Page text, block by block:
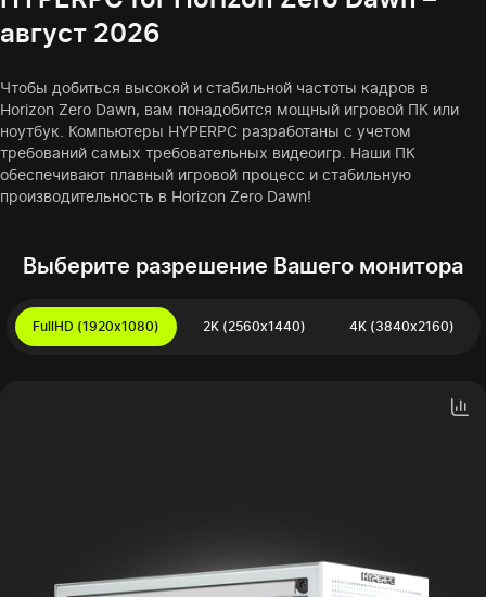
август 2026
Чтобы добиться высокой и стабильной частоты кадров в
Horizon Zero Dawn, вам понадобится мощный игровой ПК или
ноутбук. Компьютеры HYPERPC разработаны с учетом
требований самых требовательных видеоигр. Наши ПК
обеспечивают плавный игровой процесс и стабильную
производительность в Horizon Zero Dawn!
Выберите разрешение Вашего монитора
FullHD (1920x1080) 2K (2560x1440) 4K (3840x2160)